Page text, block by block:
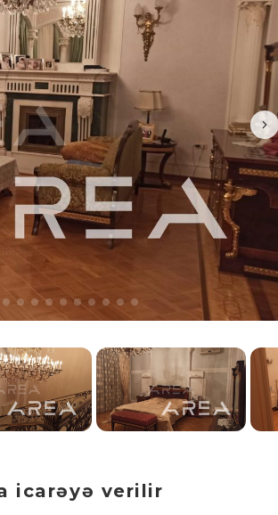
icarəyə verilir